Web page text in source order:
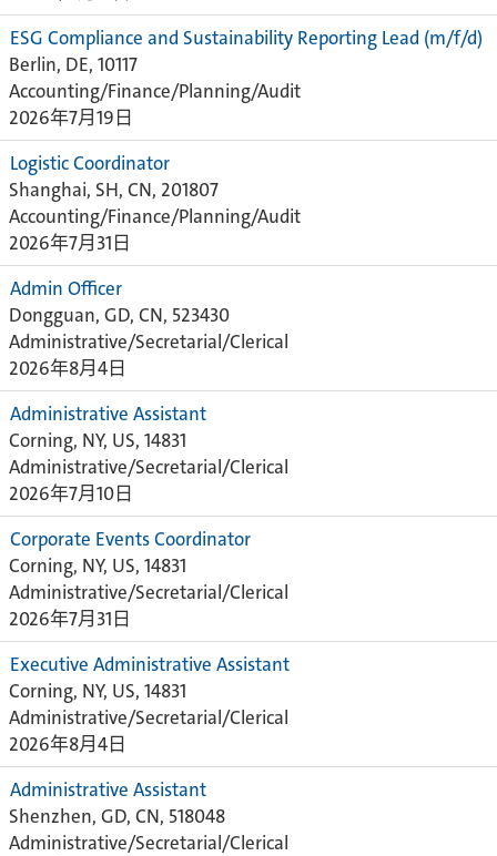
ESG Compliance and Sustainability Reporting Lead (m/f/d)
Berlin, DE, 10117
Accounting/Finance/Planning/Audit
2026年7月19日
Logistic Coordinator
Shanghai, SH, CN, 201807
Accounting/Finance/Planning/Audit
2026年7月31日
Admin Officer
Dongguan, GD, CN, 523430
Administrative/Secretarial/Clerical
2026年8月4日
Administrative Assistant
Corning, NY, US, 14831
Administrative/Secretarial/Clerical
2026年7月10日
Corporate Events Coordinator
Corning, NY, US, 14831
Administrative/Secretarial/Clerical
2026年7月31日
Executive Administrative Assistant
Corning, NY, US, 14831
Administrative/Secretarial/Clerical
2026年8月4日
Administrative Assistant
Shenzhen, GD, CN, 518048
Administrative/Secretarial/Clerical